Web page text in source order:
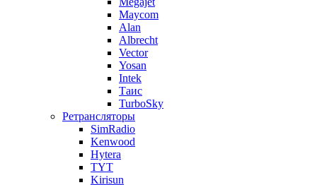
Maycom
Alan
Albrecht
Vector
Yosan
Intek
Таис
TurboSky
Ретрансляторы
SimRadio
Kenwood
Hytera
TYT
Kirisun